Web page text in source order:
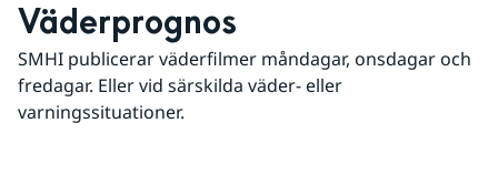
Väderprognos
SMHI publicerar väderfilmer måndagar, onsdagar och
fredagar. Eller vid särskilda väder- eller
varningssituationer.